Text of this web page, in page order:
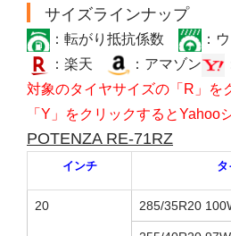
サイズラインナップ
：転がり抵抗係数
：
：楽天
：アマゾン
対象のタイヤサイズの「R」を
「Y」をクリックするとYahoo
POTENZA RE-71RZ
インチ タ
20 285/35R20